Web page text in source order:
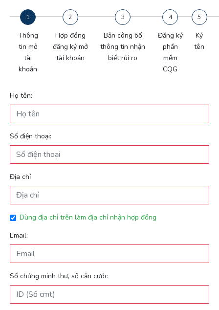
1
Thông
tin mở
tài
khoản
2
Hợp đồng
đăng ký mở
tài khoản
3
Bản công bố
thông tin nhận
biết rủi ro
4
Đăng ký
phần
mềm
CQG
5
Ký
tên
Họ tên:
Số điện thoại:
Địa chỉ
Dùng địa chỉ trên làm địa chỉ nhận hợp đồng
Email:
Số chứng minh thư, số căn cước